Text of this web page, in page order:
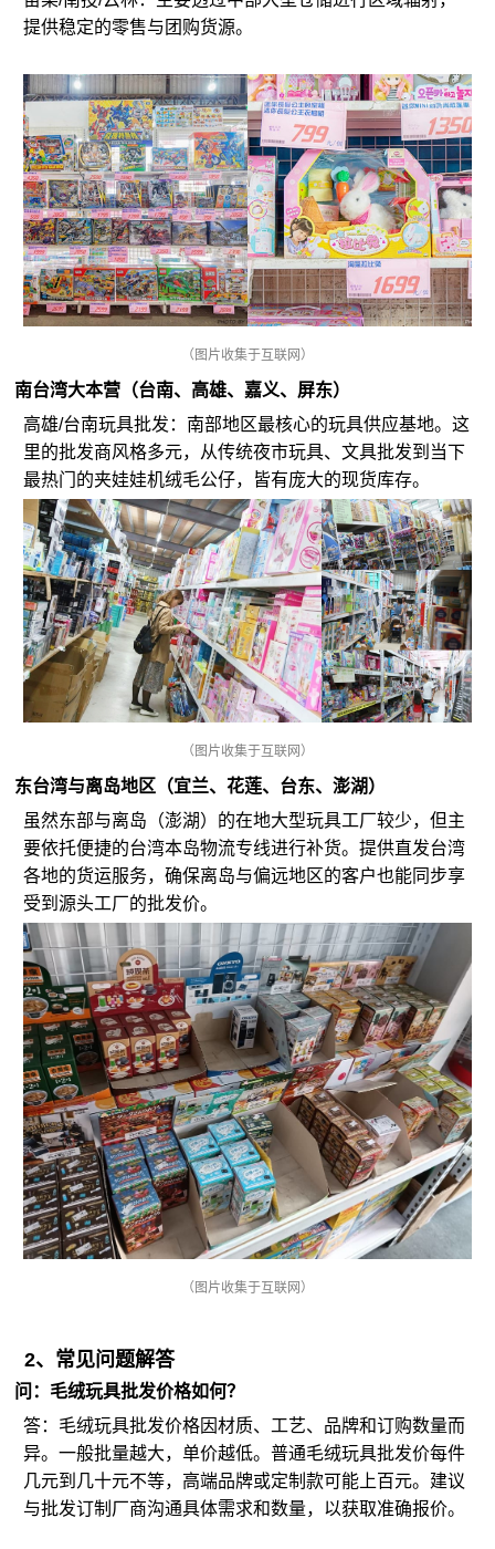
提供稳定的零售与团购货源。
（图片收集于互联网）
南台湾大本营（台南、高雄、嘉义、屏东）
高雄/台南玩具批发：南部地区最核心的玩具供应基地。这
里的批发商风格多元，从传统夜市玩具、文具批发到当下
最热门的夹娃娃机绒毛公仔，皆有庞大的现货库存。
（图片收集于互联网）
东台湾与离岛地区（宜兰、花莲、台东、澎湖）
虽然东部与离岛（澎湖）的在地大型玩具工厂较少，但主
要依托便捷的台湾本岛物流专线进行补货。提供直发台湾
各地的货运服务，确保离岛与偏远地区的客户也能同步享
受到源头工厂的批发价。
（图片收集于互联网）
2、常见问题解答
问： 毛绒玩具批发价格如何？
答：毛绒玩具批发价格因材质、工艺、品牌和订购数量而
异。一般批量越大，单价越低。普通毛绒玩具批发价每件
几元到几十元不等，高端品牌或定制款可能上百元。建议
与批发订制厂商沟通具体需求和数量，以获取准确报价。